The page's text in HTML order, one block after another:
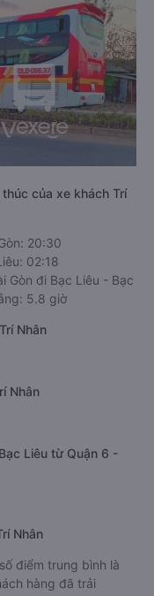
của xe khách Trí
20:30
02:18
Gòn đi Bạc Liêu - Bạc
5.8 giờ
Nhân
Nhân
Liêu từ Quận 6 -
Nhân
điểm trung bình là
hàng đã trải